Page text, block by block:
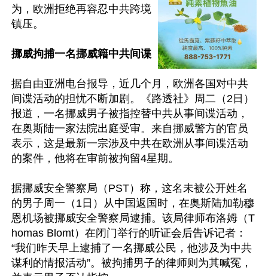
为，欧洲拒绝再容忍中共跨境
镇压。
挪威拘捕一名挪威籍中共间谍
据自由亚洲电台报导，近几个月，欧洲各国对中共
间谍活动的担忧不断加剧。《路透社》周二（2日）
报道，一名挪威男子被指控替中共从事间谍活动，
在奥斯陆一家法院出庭受审。来自挪威警方的官员
表示，这是最新一宗涉及中共在欧洲从事间谍活动
的案件，他将在审前被拘留4星期。
据挪威安全警察局（PST）称，这名未被公开姓名
的男子周一（1日）从中国返国时，在奥斯陆加勒穆
恩机场被挪威安全警察局逮捕。该局律师布洛姆（T
homas Blomt）在闭门举行的听证会后告诉记者：
“我们昨天早上逮捕了一名挪威公民，他涉及为中共
谋利的情报活动”。被拘捕男子的律师则为其喊冤，